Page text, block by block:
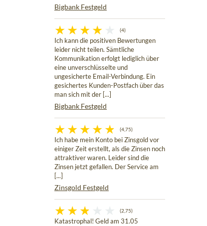
Bigbank Festgeld
(4)
Ich kann die positiven Bewertungen
leider nicht teilen. Sämtliche
Kommunikation erfolgt lediglich über
eine unverschlüsselte und
ungesicherte Email-Verbindung. Ein
gesichertes Kunden-Postfach über das
man sich mit der [...]
Bigbank Festgeld
(4,75)
Ich habe mein Konto bei Zinsgold vor
einiger Zeit erstellt, als die Zinsen noch
attraktiver waren. Leider sind die
Zinsen jetzt gefallen. Der Service am
[...]
Zinsgold Festgeld
(2,75)
Katastrophal! Geld am 31.05